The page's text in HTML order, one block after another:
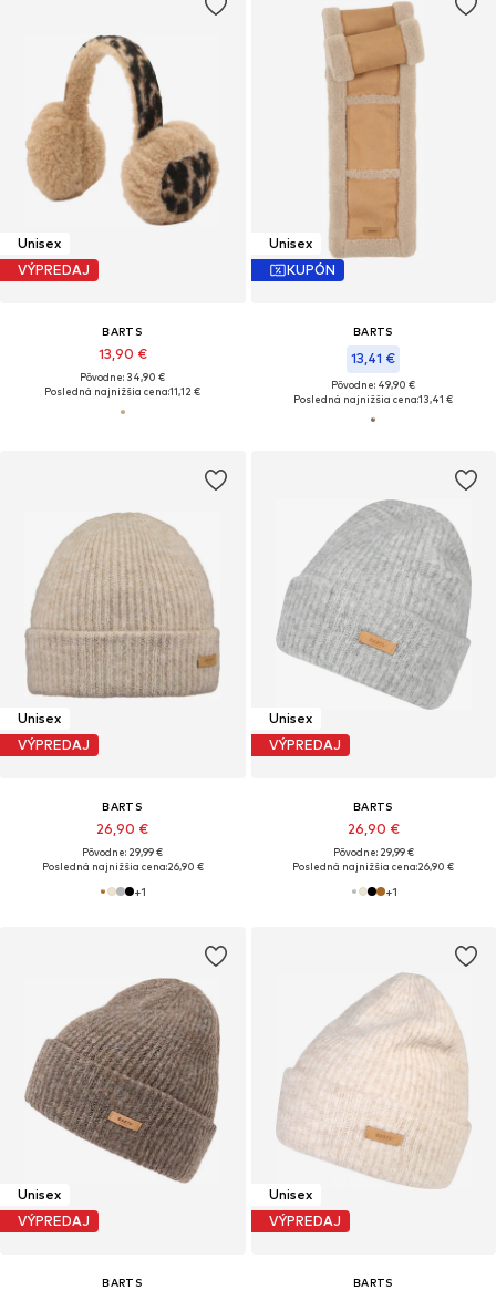
Unisex
VÝPREDAJ
BARTS
13,90 €
Pôvodne: 34,90 €
Posledná najnižšia cena:11,12 €
Unisex
KUPÓN
BARTS
13,41 €
Pôvodne: 49,90 €
Posledná najnižšia cena:13,41 €
Unisex
VÝPREDAJ
BARTS
26,90 €
Pôvodne: 29,99 €
Posledná najnižšia cena:26,90 €
+1
Unisex
VÝPREDAJ
BARTS
26,90 €
Pôvodne: 29,99 €
Posledná najnižšia cena:26,90 €
+1
Unisex
VÝPREDAJ
BARTS
Unisex
VÝPREDAJ
BARTS